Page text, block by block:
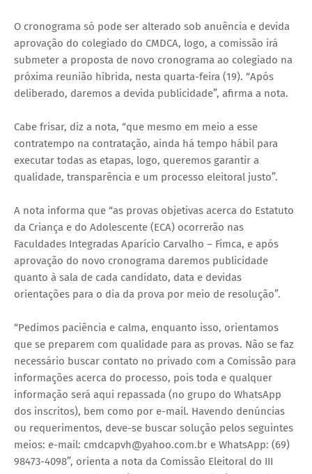
O cronograma só pode ser alterado sob anuência e devida
aprovação do colegiado do CMDCA, logo, a comissão irá
submeter a proposta de novo cronograma ao colegiado na
próxima reunião híbrida, nesta quarta-feira (19). “Após
deliberado, daremos a devida publicidade”, afirma a nota.
Cabe frisar, diz a nota, “que mesmo em meio a esse
contratempo na contratação, ainda há tempo hábil para
executar todas as etapas, logo, queremos garantir a
qualidade, transparência e um processo eleitoral justo”.
A nota informa que “as provas objetivas acerca do Estatuto
da Criança e do Adolescente (ECA) ocorrerão nas
Faculdades Integradas Aparício Carvalho – Fimca, e após
aprovação do novo cronograma daremos publicidade
quanto à sala de cada candidato, data e devidas
orientações para o dia da prova por meio de resolução”.
“Pedimos paciência e calma, enquanto isso, orientamos
que se preparem com qualidade para as provas. Não se faz
necessário buscar contato no privado com a Comissão para
informações acerca do processo, pois toda e qualquer
informação será aqui repassada (no grupo do WhatsApp
dos inscritos), bem como por e-mail. Havendo denúncias
ou requerimentos, deve-se buscar solução pelos seguintes
meios: e-mail: cmdcapvh@yahoo.com.br e WhatsApp: (69)
98473-4098”, orienta a nota da Comissão Eleitoral do III